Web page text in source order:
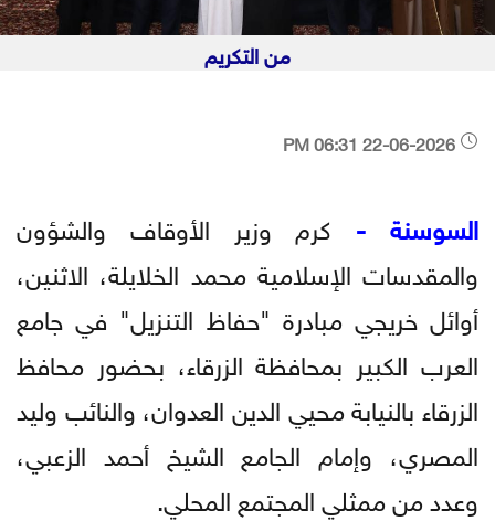
من التكريم
السوسنة - كرم وزير الأوقاف والشؤون
والمقدسات الإسلامية محمد الخلايلة، الاثنين،
أوائل خريجي مبادرة "حفاظ التنزيل" في جامع
العرب الكبير بمحافظة الزرقاء، بحضور محافظ
الزرقاء بالنيابة محيي الدين العدوان، والنائب وليد
المصري، وإمام الجامع الشيخ أحمد الزعبي،
وعدد من ممثلي المجتمع المحلي.